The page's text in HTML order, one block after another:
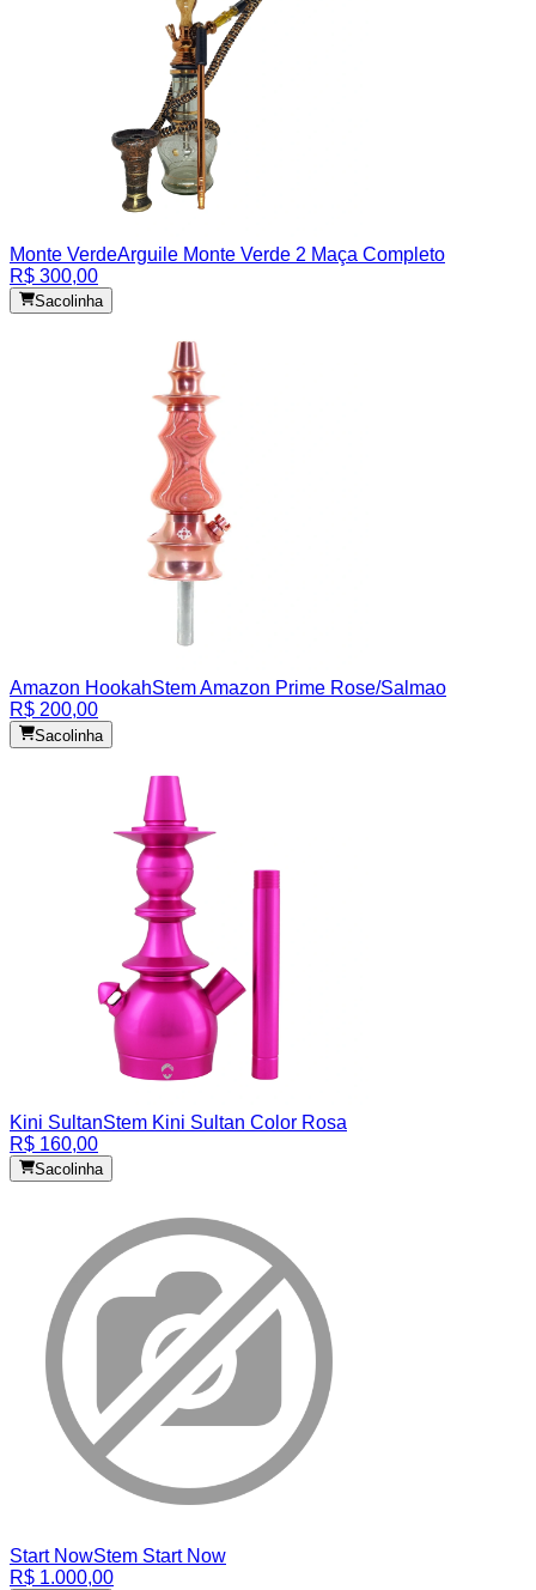
Monte VerdeArguile Monte Verde 2 Maça Completo
R$ 300,00
Sacolinha
Amazon HookahStem Amazon Prime Rose/Salmao
R$ 200,00
Sacolinha
Kini SultanStem Kini Sultan Color Rosa
R$ 160,00
Sacolinha
Start NowStem Start Now
R$ 1.000,00